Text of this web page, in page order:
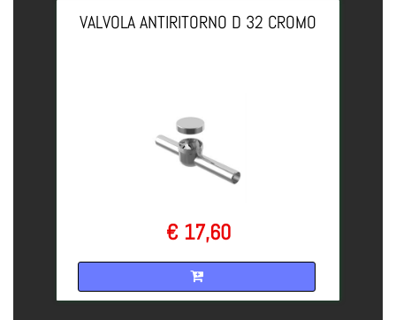
VALVOLA ANTIRITORNO D 32 CROMO
€ 17,60